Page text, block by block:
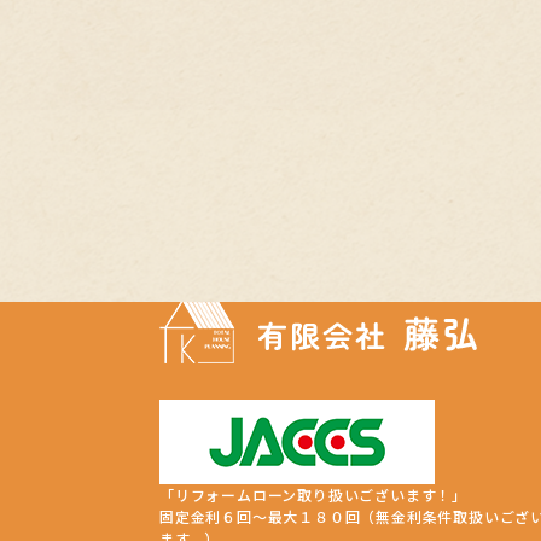
「リフォームローン取り扱いございます！」
固定金利６回～最大１８０回（無金利条件取扱いござ